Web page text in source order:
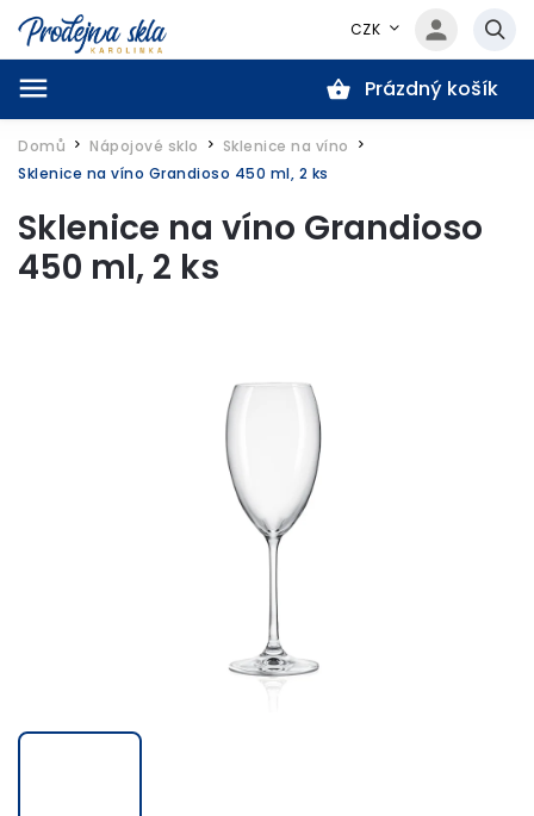
CZK
Prázdný košík
Domů / Nápojové sklo / Sklenice na víno /
Sklenice na víno Grandioso 450 ml, 2 ks
Sklenice na víno Grandioso
450 ml, 2 ks